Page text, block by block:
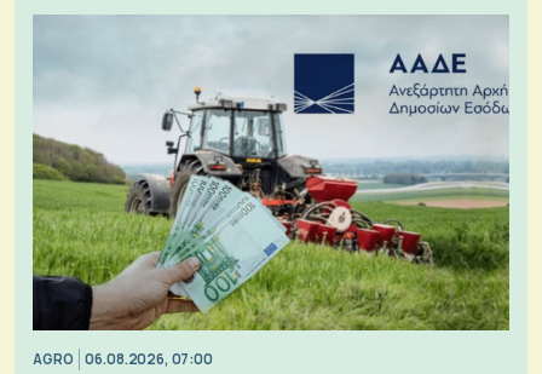
AGRO 06.08.2026, 07:00